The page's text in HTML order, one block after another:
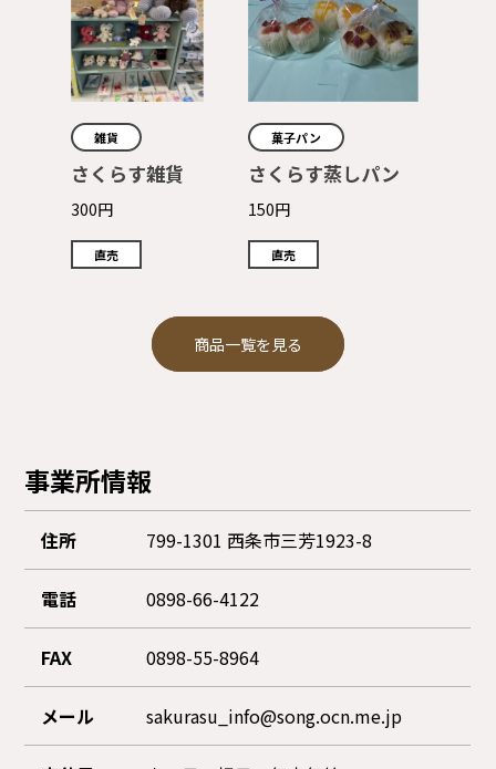
雑貨
さくらす雑貨
300円
直売
菓子パン
さくらす蒸しパン
150円
直売
商品一覧を見る
事業所情報
住所 799-1301 西条市三芳1923-8
電話 0898-66-4122
FAX 0898-55-8964
メール sakurasu_info@song.ocn.me.jp